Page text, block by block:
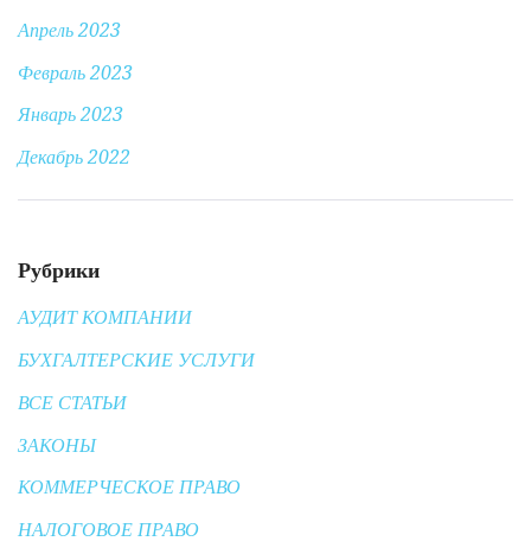
Апрель 2023
Февраль 2023
Январь 2023
Декабрь 2022
Рубрики
АУДИТ КОМПАНИИ
БУХГАЛТЕРСКИЕ УСЛУГИ
ВСЕ СТАТЬИ
ЗАКОНЫ
КОММЕРЧЕСКОЕ ПРАВО
НАЛОГОВОЕ ПРАВО